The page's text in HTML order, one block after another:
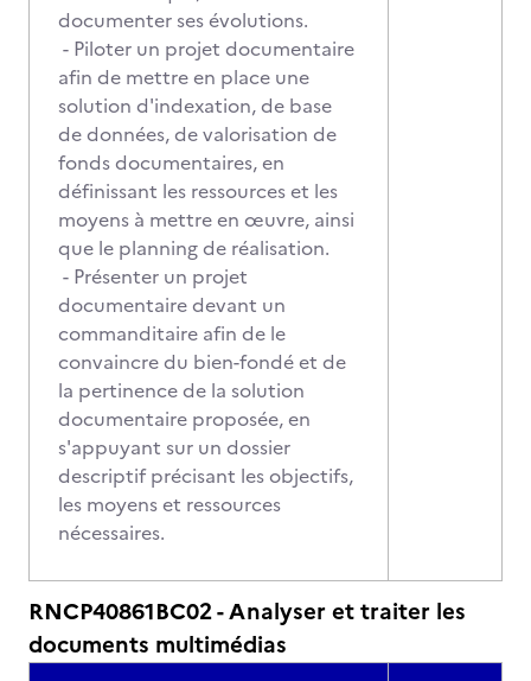
documenter ses évolutions.
- Piloter un projet documentaire
afin de mettre en place une
solution d'indexation, de base
de données, de valorisation de
fonds documentaires, en
définissant les ressources et les
moyens à mettre en œuvre, ainsi
que le planning de réalisation.
- Présenter un projet
documentaire devant un
commanditaire afin de le
convaincre du bien-fondé et de
la pertinence de la solution
documentaire proposée, en
s'appuyant sur un dossier
descriptif précisant les objectifs,
les moyens et ressources
nécessaires.
RNCP40861BC02 - Analyser et traiter les
documents multimédias